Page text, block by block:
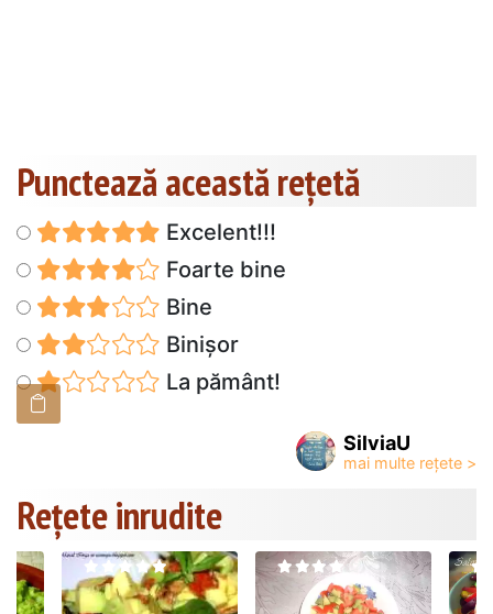
Punctează această reţetă
Excelent!!!
Foarte bine
Bine
Binișor
La pământ!
SilviaU
Rețete inrudite